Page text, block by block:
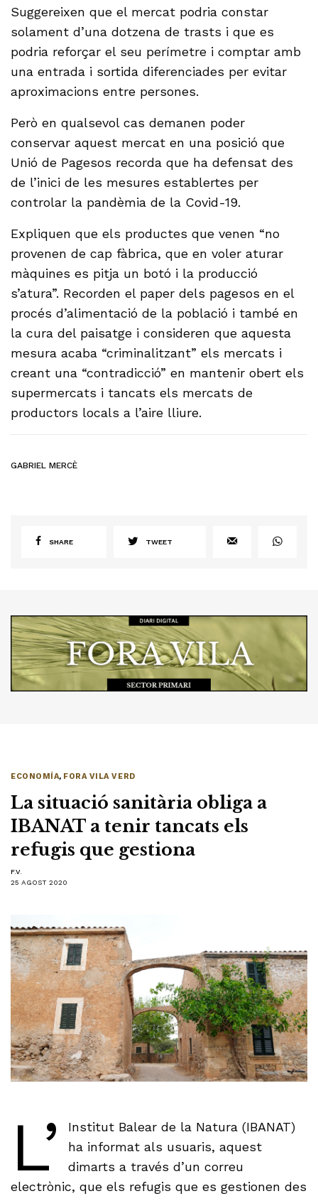
Suggereixen que el mercat podria constar
solament d’una dotzena de trasts i que es
podria reforçar el seu perímetre i comptar amb
una entrada i sortida diferenciades per evitar
aproximacions entre persones.
Però en qualsevol cas demanen poder
conservar aquest mercat en una posició que
Unió de Pagesos recorda que ha defensat des
de l’inici de les mesures establertes per
controlar la pandèmia de la Covid-19.
Expliquen que els productes que venen “no
provenen de cap fàbrica, que en voler aturar
màquines es pitja un botó i la producció
s’atura”. Recorden el paper dels pagesos en el
procés d’alimentació de la població i també en
la cura del paisatge i consideren que aquesta
mesura acaba “criminalitzant” els mercats i
creant una “contradicció” en mantenir obert els
supermercats i tancats els mercats de
productors locals a l’aire lliure.
GABRIEL MERCÈ
SHARE TWEET
ECONOMÍA, FORA VILA VERD
La situació sanitària obliga a
IBANAT a tenir tancats els
refugis que gestiona
F.V.
25 AGOST 2020
L’
Institut Balear de la Natura (IBANAT)
ha informat als usuaris, aquest
dimarts a través d’un correu
electrònic, que els refugis que es gestionen des